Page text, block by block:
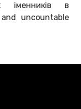
іменників в
and uncountable